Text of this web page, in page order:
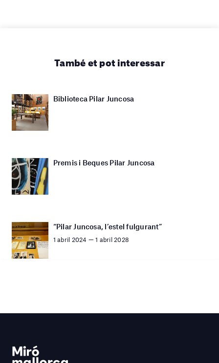
També et pot interessar
Biblioteca Pilar Juncosa
Premis i Beques Pilar Juncosa
“Pilar Juncosa, l’estel fulgurant”
1 abril 2024 — 1 abril 2028